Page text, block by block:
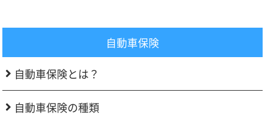
自動車保険
自動車保険とは？
自動車保険の種類